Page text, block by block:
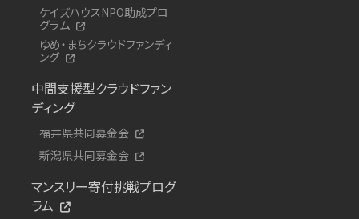
ケイズハウスNPO助成プロ
グラム
ゆめ・まちクラウドファンディ
ング
中間支援型クラウドファン
ディング
福井県共同募金会
新潟県共同募金会
マンスリー寄付挑戦プログ
ラム